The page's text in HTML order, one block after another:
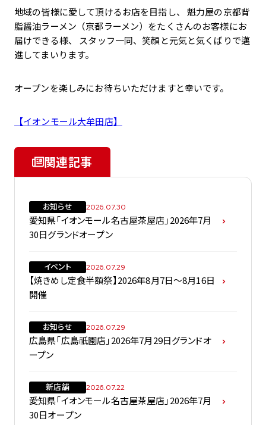
地域の皆様に愛して頂けるお店を目指し、 魁力屋の京都背
脂醤油ラーメン（京都ラーメン）をたくさんのお客様にお
届けできる様、 スタッフ一同、笑顔と元気と気くばりで邁
進してまいります。
オープンを楽しみにお待ちいただけますと幸いです。
【イオンモール大牟田店】
関連記事
お知らせ 2026.07.30
愛知県「イオンモール名古屋茶屋店」2026年7月
30日グランドオープン
イベント 2026.07.29
【焼きめし定食半額祭】2026年8月7日～8月16日
開催
お知らせ 2026.07.29
広島県「広島祇園店」2026年7月29日グランドオ
ープン
新店舗 2026.07.22
愛知県「イオンモール名古屋茶屋店」2026年7月
30日オープン